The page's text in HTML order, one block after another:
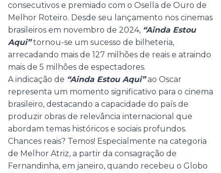
consecutivos e premiado com o Osella de Ouro de
Melhor Roteiro. Desde seu lançamento nos cinemas
brasileiros em novembro de 2024, “Ainda Estou
Aqui”tornou-se um sucesso de bilheteria,
arrecadando mais de 127 milhões de reais e atraindo
mais de 5 milhões de espectadores.
A indicação de “Ainda Estou Aqui”ao Oscar
representa um momento significativo para o cinema
brasileiro, destacando a capacidade do país de
produzir obras de relevância internacional que
abordam temas históricos e sociais profundos.
Chances reais? Temos! Especialmente na categoria
de Melhor Atriz, a partir da consagração de
Fernandinha, em janeiro, quando recebeu o Globo